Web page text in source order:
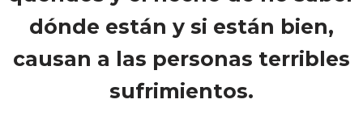
dónde están y si están bien,
causan a las personas terribles
sufrimientos.